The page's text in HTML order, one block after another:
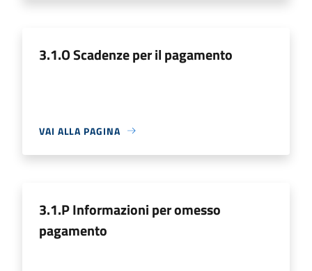
3.1.O Scadenze per il pagamento
VAI ALLA PAGINA
3.1.P Informazioni per omesso
pagamento